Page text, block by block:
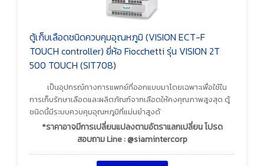
ตู้เก็บเลือดชนิดควบคุมอุณหภูมิ (VISION ECT-F
TOUCH controller) ยี่ห้อ Fiocchetti รุ่น VISION 2T
500 TOUCH (SIT708)
เป็นอุปกรณ์ทางการแพทย์ที่ออกแบบมาโดยเฉพาะเพื่อใช้ใน
การเก็บรักษาเลือดและผลิตภัณฑ์จากเลือดให้คงคุณภาพสูงสุด ตู้
ชนิดนี้มีระบบควบคุมอุณหภูมิที่แม่นยำสูงด้
*ราคาอาจมีการเปลี่ยนแปลงตามอัตราแลกเปลี่ยน โปรด
สอบถาม Line : @siamintercorp